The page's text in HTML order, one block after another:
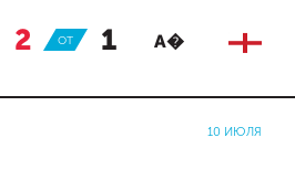
2 : 1 А�
ОТ
10 ИЮЛЯ